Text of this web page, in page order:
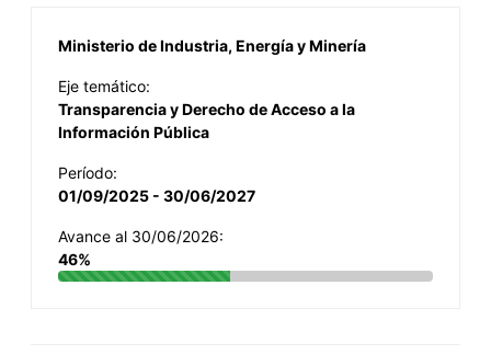
Ministerio de Industria, Energía y Minería
Eje temático:
Transparencia y Derecho de Acceso a la
Información Pública
Período:
01/09/2025 - 30/06/2027
Avance al 30/06/2026:
46%